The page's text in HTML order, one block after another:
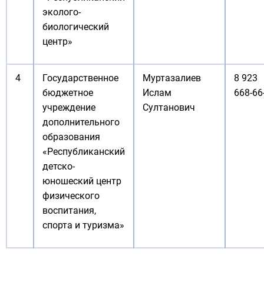
эколого-
биологический
центр»
4
Государственное
бюджетное
учреждение
дополнительного
образования
«Республиканский
детско-
юношеский центр
физического
воспитания,
спорта и туризма»
Муртазалиев
Ислам
Султанович
8 923
668-